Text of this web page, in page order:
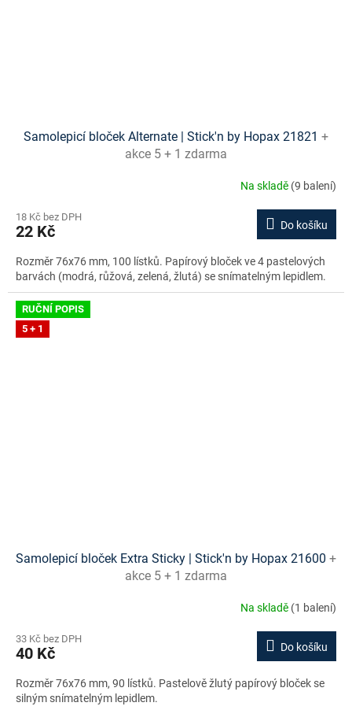
Samolepicí bloček Alternate | Stick'n by Hopax 21821 +
akce 5 + 1 zdarma
Na skladě (9 balení)
18 Kč bez DPH
22 Kč Do košíku
Rozměr 76x76 mm, 100 lístků. Papírový bloček ve 4 pastelových
barvách (modrá, růžová, zelená, žlutá) se snímatelným lepidlem.
RUČNÍ POPIS
5 + 1
Samolepicí bloček Extra Sticky | Stick'n by Hopax 21600 +
akce 5 + 1 zdarma
Na skladě (1 balení)
33 Kč bez DPH
40 Kč Do košíku
Rozměr 76x76 mm, 90 lístků. Pastelově žlutý papírový bloček se
silným snímatelným lepidlem.